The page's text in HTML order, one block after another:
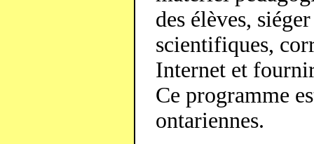
des élèves,
scientifiques,
Internet et
Ce programme
ontariennes.